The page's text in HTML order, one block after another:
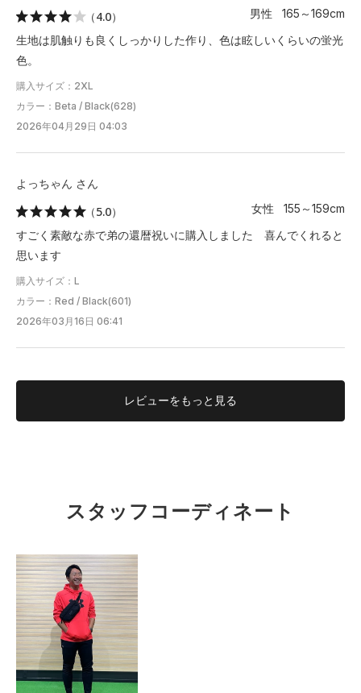
（4.0）
男性 165～169cm
生地は肌触りも良くしっかりした作り、色は眩しいくらいの蛍光
色。
購入サイズ：2XL
カラー：Beta / Black(628)
2026年04月29日 04:03
よっちゃん さん
（5.0）
女性 155～159cm
すごく素敵な赤で弟の還暦祝いに購入しました 喜んでくれると
思います
購入サイズ：L
カラー：Red / Black(601)
2026年03月16日 06:41
レビューをもっと見る
177cm
フィット性 タイト
軽量性 重い
厚み 薄い
スタッフコーディネート